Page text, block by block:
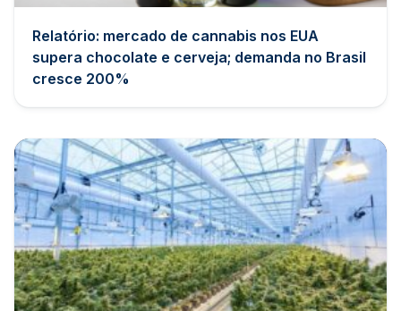
Relatório: mercado de cannabis nos EUA
supera chocolate e cerveja; demanda no Brasil
cresce 200%